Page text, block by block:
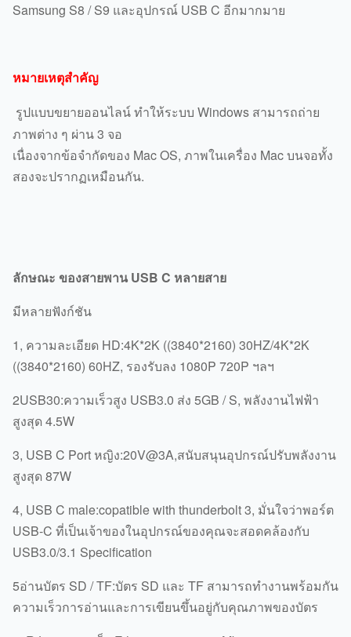
Samsung S8 / S9 และอุปกรณ์ USB C อีกมากมาย
หมายเหตุสําคัญ
รูปแบบขยายออนไลน์ ทําให้ระบบ Windows สามารถถ่าย
ภาพต่าง ๆ ผ่าน 3 จอ
เนื่องจากข้อจํากัดของ Mac OS, ภาพในเครื่อง Mac บนจอทั้ง
สองจะปรากฏเหมือนกัน.
ลักษณะ ของสายพาน USB C หลายสาย
มีหลายฟังก์ชัน
1, ความละเอียด HD:4K*2K ((3840*2160) 30HZ/4K*2K
((3840*2160) 60HZ, รองรับลง 1080P 720P ฯลฯ
2USB30:ความเร็วสูง USB3.0 ส่ง 5GB / S, พลังงานไฟฟ้า
สูงสุด 4.5W
3, USB C Port หญิง:20V@3A,สนับสนุนอุปกรณ์ปรับพลังงาน
สูงสุด 87W
4, USB C male:copatible with thunderbolt 3, มั่นใจว่าพอร์ต
USB-C ที่เป็นเจ้าของในอุปกรณ์ของคุณจะสอดคล้องกับ
USB3.0/3.1 Specification
5อ่านบัตร SD / TF:บัตร SD และ TF สามารถทํางานพร้อมกัน
ความเร็วการอ่านและการเขียนขึ้นอยู่กับคุณภาพของบัตร